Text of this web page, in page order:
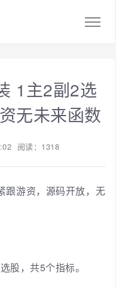
1主2副2选
无未来函数
阅读：1318
跟游资，源码开放，无
股，共5个指标。